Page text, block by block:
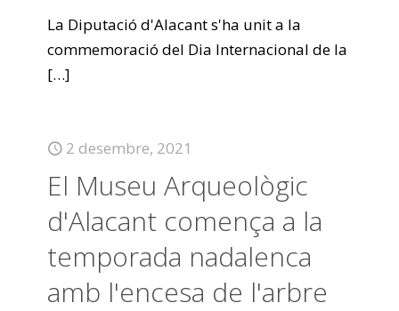
La Diputació d'Alacant s'ha unit a la
commemoració del Dia Internacional de la
[…]
2 desembre, 2021
El Museu Arqueològic
d'Alacant comença a la
temporada nadalenca
amb l'encesa de l'arbre